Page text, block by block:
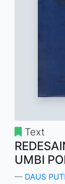
Text
UMBI
DAUS